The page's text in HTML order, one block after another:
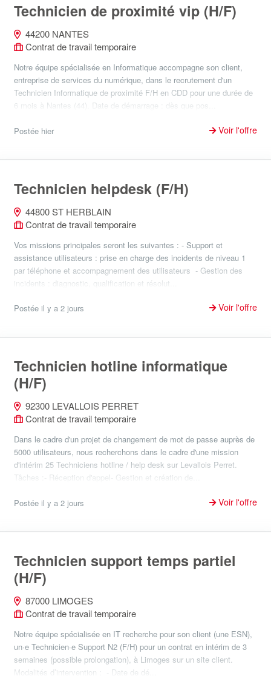
Technicien de proximité vip (H/F)
44200 NANTES
Contrat de travail temporaire
Notre équipe spécialisée en Informatique accompagne son client,
entreprise de services du numérique, dans le recrutement d'un
Technicien Informatique de proximité F/H en CDD pour une durée de
6 mois à Nantes (44). Date de démarrage : dès que pos...
Postée hier Voir l'offre
Technicien helpdesk (F/H)
44800 ST HERBLAIN
Contrat de travail temporaire
Vos missions principales seront les suivantes : - Support et
assistance utilisateurs : prise en charge des incidents de niveau 1
par téléphone et accompagnement des utilisateurs - Gestion des
incidents : diagnostic, qualification et résolut...
Postée il y a 2 jours Voir l'offre
Technicien hotline informatique
(H/F)
92300 LEVALLOIS PERRET
Contrat de travail temporaire
Dans le cadre d'un projet de changement de mot de passe auprès de
5000 utilisateurs, nous recherchons dans le cadre d'une mission
d'intérim 25 Techniciens hotline / help desk sur Levallois Perret.
Tâches :- Réception d'appel- Gestion et création de...
Postée il y a 2 jours Voir l'offre
Technicien support temps partiel
(H/F)
87000 LIMOGES
Contrat de travail temporaire
Notre équipe spécialisée en IT recherche pour son client (une ESN),
un·e Technicien·e Support N2 (F/H) pour un contrat en intérim de 3
semaines (possible prolongation), à Limoges sur un site client.
Modalités d’intervention : - Date de dé...